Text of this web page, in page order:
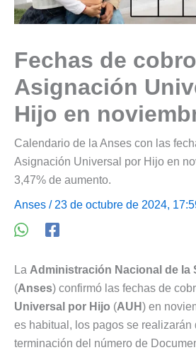
Fechas de
Asignación
Hijo en
Calendario de la Anses con las
Asignación Universal por Hijo en
3,47% de aumento.
Anses / 23 de octubre de 2024,
La Administración Nacional de la
(Anses) confirmó las fechas de
Universal por Hijo (AUH ) en
es habitual, los pagos se realizarán
terminación del número de